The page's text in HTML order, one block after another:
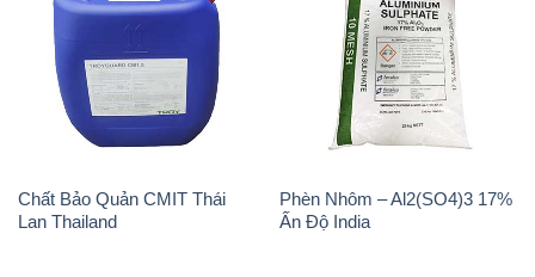
Chất Bảo Quản CMIT Thái
Lan Thailand
Phèn Nhôm – Al2(SO4)3 17%
Ấn Độ India